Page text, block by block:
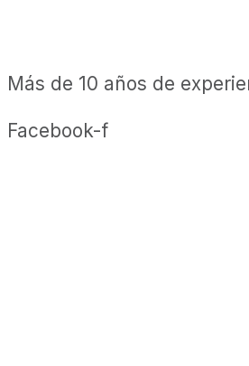
Más de 10 años de
Facebook-f